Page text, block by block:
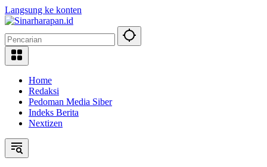
Langsung ke konten
Home
Redaksi
Pedoman Media Siber
Indeks Berita
Nextizen